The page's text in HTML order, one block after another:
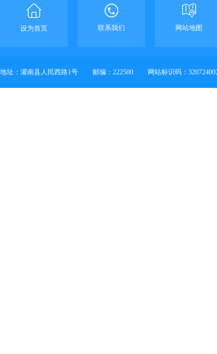
设为首页 联系我们 网站地图
地址：灌南县人民西路1号 邮编：222500 网站标识码：